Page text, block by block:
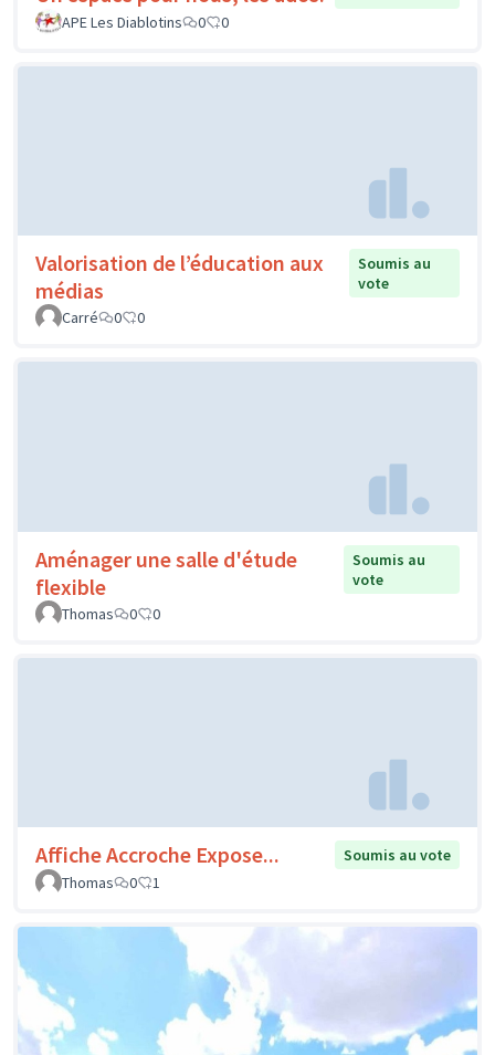
APE Les Diablotins
0 0
Valorisation de l’éducation aux
médias
Soumis au
vote
Carré
0 0
Aménager une salle d'étude
flexible
Soumis au
vote
Thomas
0 0
Affiche Accroche Expose...
Soumis au vote
Thomas
0 1